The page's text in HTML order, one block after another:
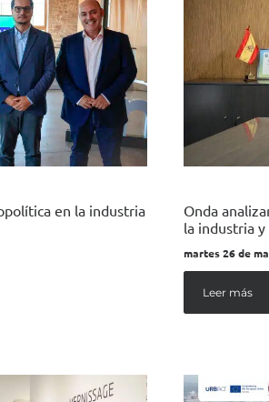
en la industria
Onda
la industria y
martes 26 de
Leer más